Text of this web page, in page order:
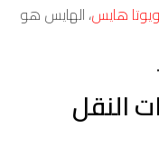
هايس، الهايس هو
النقل